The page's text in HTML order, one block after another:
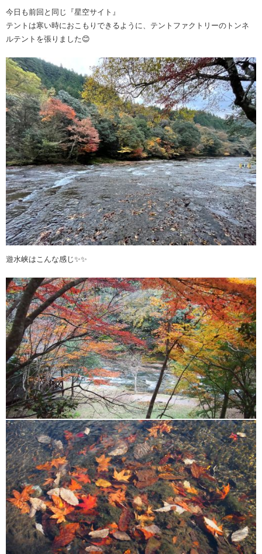
今日も前回と同じ『星空サイト』
テントは寒い時におこもりできるように、テントファクトリーのトンネ
ルテントを張りました😊
遊水峡はこんな感じ✨✨